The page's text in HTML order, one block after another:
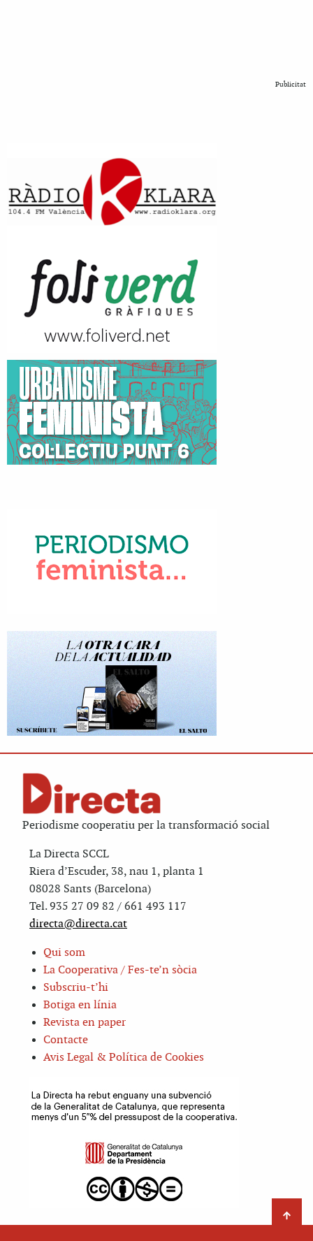
Publicitat
Periodisme cooperatiu per la transformació social
La Directa SCCL
Riera d’Escuder, 38, nau 1, planta 1
08028 Sants (Barcelona)
Tel. 935 27 09 82 / 661 493 117
directa@directa.cat
Qui som
La Cooperativa / Fes-te’n sòcia
Subscriu-t’hi
Botiga en línia
Revista en paper
Contacte
Avis Legal & Política de Cookies